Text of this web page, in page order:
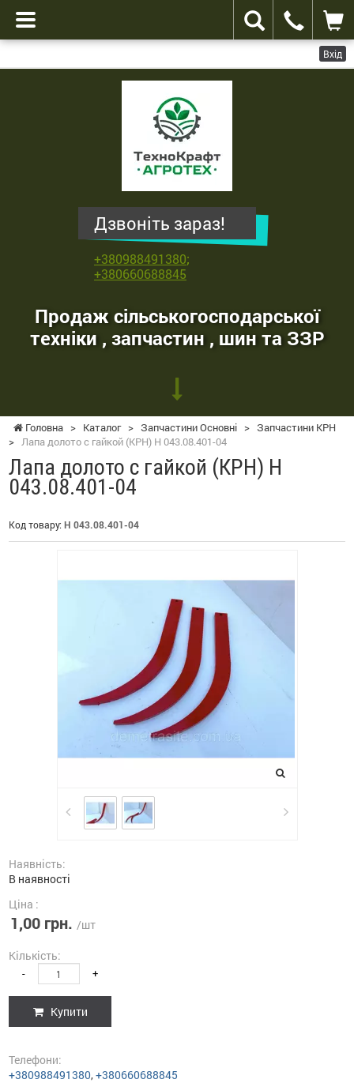
Вхід
сільськогосподарської
Дзвоніть зараз!
+380988491380;
+380660688845
Продаж сільськогосподарської
техніки , запчастин , шин та ЗЗР
Головна > Каталог > Запчастини Основні > Запчастини КРН
> Лапа долото с гайкой (КРН) Н 043.08.401-04
Лапа долото с гайкой (КРН) Н
043.08.401-04
Код товару: Н 043.08.401-04
Наявність:
В наявності
Ціна :
1,00 грн. /шт
Кількість:
- +
Купити
Телефони:
+380988491380,+380660688845